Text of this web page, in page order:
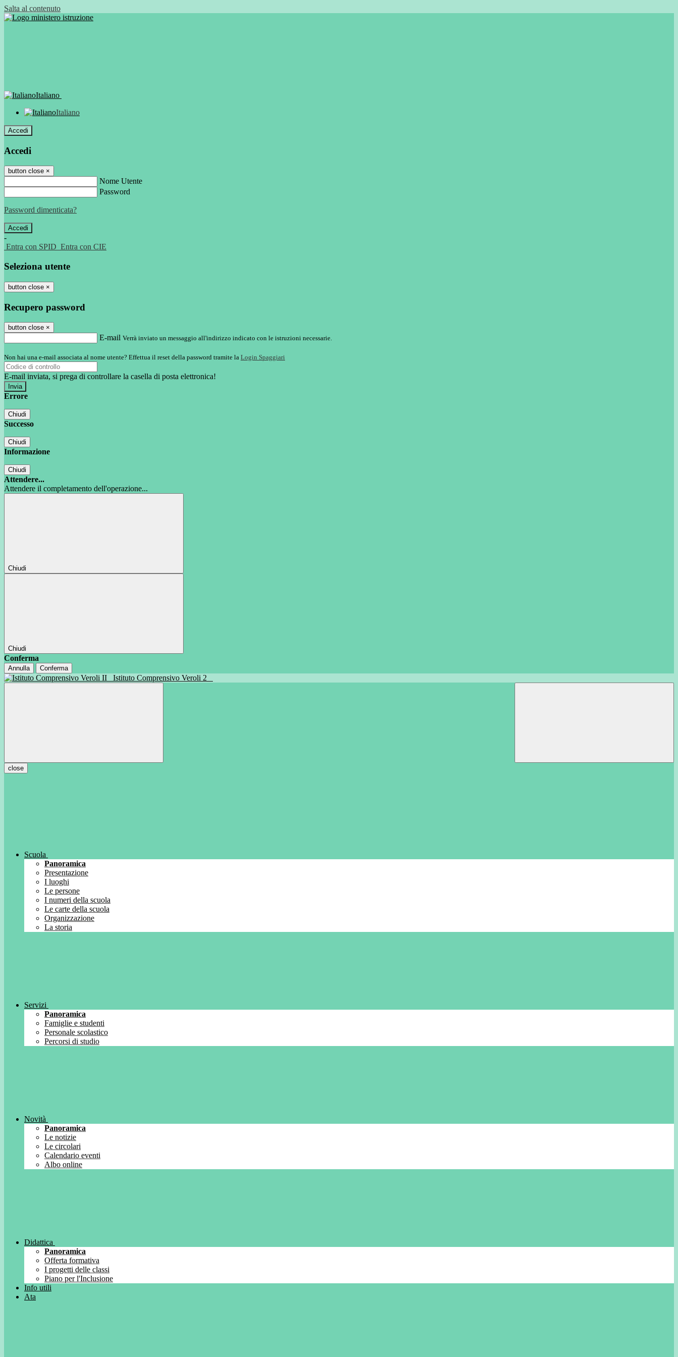
Salta al contenuto
Italiano
Italiano
Accedi
Accedi
button close ×
Nome Utente
Password
Password dimenticata?
-
Entra con SPID Entra con CIE
Seleziona utente
button close ×
Recupero password
button close ×
E-mail Verrà inviato un messaggio all'indirizzo indicato con le istruzioni necessarie.
Non hai una e-mail associata al nome utente? Effettua il reset della password tramite la Login Spaggiari
E-mail inviata, si prega di controllare la casella di posta elettronica!
Errore
Chiudi
Successo
Chiudi
Informazione
Chiudi
Attendere...
Attendere il completamento dell'operazione...
Chiudi
Chiudi
Conferma
Annulla Conferma
Istituto Comprensivo Veroli 2
close
Scuola
Panoramica
Presentazione
I luoghi
Le persone
I numeri della scuola
Le carte della scuola
Organizzazione
La storia
Servizi
Panoramica
Famiglie e studenti
Personale scolastico
Percorsi di studio
Novità
Panoramica
Le notizie
Le circolari
Calendario eventi
Albo online
Didattica
Panoramica
Offerta formativa
I progetti delle classi
Piano per l'Inclusione
Info utili
Ata